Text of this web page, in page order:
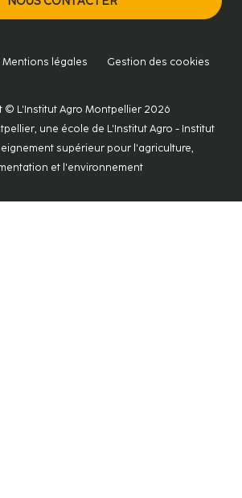
Mentions légales Gestion des cookies
© L'Institut Agro Montpellier 2026
une école de L'Institut Agro - Institut
supérieur pour l'agriculture,
et l'environnement